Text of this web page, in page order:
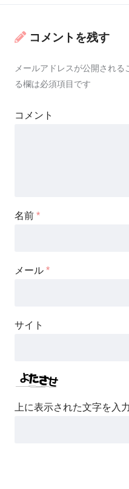
コメントを残す
メールアドレスが公開される
る欄は必須項目です
コメント
名前 *
メール *
サイト
上に表示された文字を入